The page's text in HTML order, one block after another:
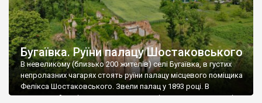
Бугаївка. Руїни палацу Шостаковського
В невеликому (близько 200 жителів) селі Бугаївка, в густих
непролазних чагарях стоять руїни палацу місцевого поміщика
Фелікса Шостаковського. Звели палац у 1893 році. В
радянський період у ньому спочатку містилася школа, потім